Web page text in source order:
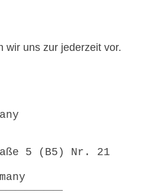
wir uns zur jederzeit vor.
5 (B5) Nr. 21